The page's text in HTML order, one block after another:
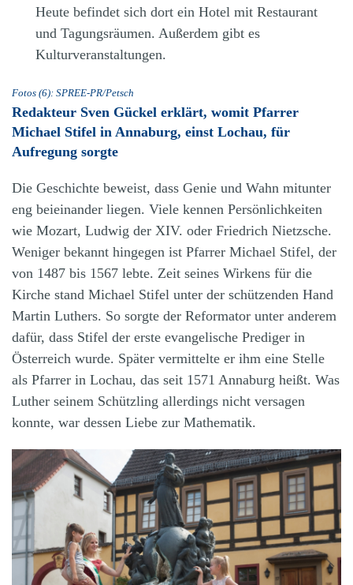
Heute befindet sich dort ein Hotel mit Restaurant
und Tagungsräumen. Außerdem gibt es
Kulturveranstaltungen.
Fotos (6): SPREE-PR/Petsch
Redakteur Sven Gückel erklärt, womit Pfarrer
Michael Stifel in Annaburg, einst Lochau, für
Aufregung sorgte
Die Geschichte beweist, dass Genie und Wahn mitunter
eng beieinander liegen. Viele kennen Persönlichkeiten
wie Mozart, Ludwig der XIV. oder Friedrich Nietzsche.
Weniger bekannt hingegen ist Pfarrer Michael Stifel, der
von 1487 bis 1567 lebte. Zeit seines Wirkens für die
Kirche stand Michael Stifel unter der schützenden Hand
Martin Luthers. So sorgte der Reformator unter anderem
dafür, dass Stifel der erste evangelische Prediger in
Österreich wurde. Später vermittelte er ihm eine Stelle
als Pfarrer in Lochau, das seit 1571 Annaburg heißt. Was
Luther seinem Schützling allerdings nicht versagen
konnte, war dessen Liebe zur Mathematik.